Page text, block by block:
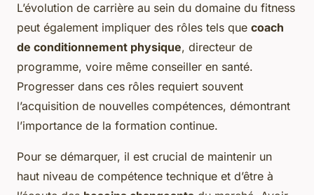
L’évolution de carrière au sein du domaine du fitness
peut également impliquer des rôles tels que coach
de conditionnement physique, directeur de
programme, voire même conseiller en santé.
Progresser dans ces rôles requiert souvent
l’acquisition de nouvelles compétences, démontrant
l’importance de la formation continue.
Pour se démarquer, il est crucial de maintenir un
haut niveau de compétence technique et d’être à